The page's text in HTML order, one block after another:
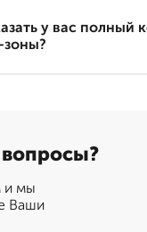
у вас полный
зоны?
и мы
Ваши